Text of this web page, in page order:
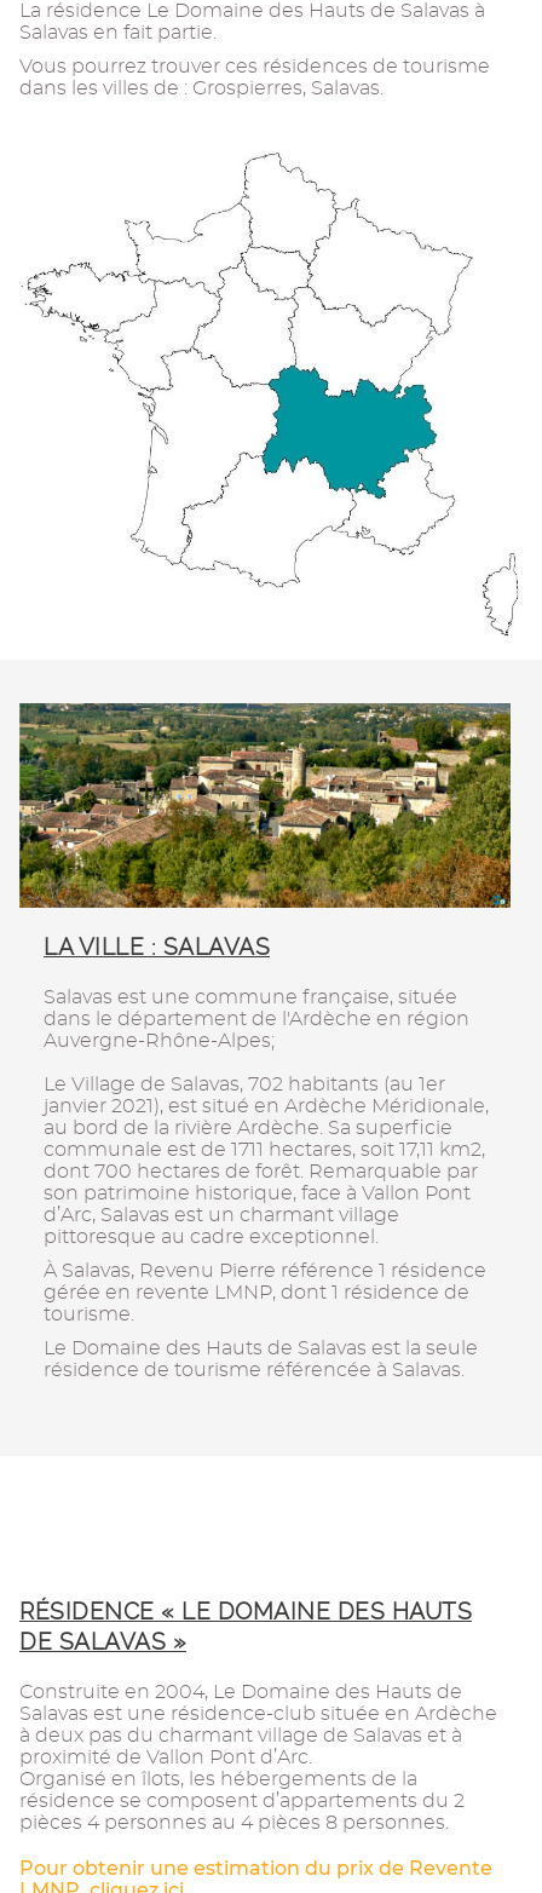
La résidence Le Domaine des Hauts de Salavas à
Salavas en fait partie.
Vous pourrez trouver ces résidences de tourisme
dans les villes de : Grospierres, Salavas.
LA VILLE : SALAVAS
Salavas est une commune française, située
dans le département de l'Ardèche en région
Auvergne-Rhône-Alpes;
Le Village de Salavas, 702 habitants (au 1er
janvier 2021), est situé en Ardèche Méridionale,
au bord de la rivière Ardèche. Sa superficie
communale est de 1711 hectares, soit 17,11 km2,
dont 700 hectares de forêt. Remarquable par
son patrimoine historique, face à Vallon Pont
d’Arc, Salavas est un charmant village
pittoresque au cadre exceptionnel.
À Salavas, Revenu Pierre référence 1 résidence
gérée en revente LMNP, dont 1 résidence de
tourisme.
Le Domaine des Hauts de Salavas est la seule
résidence de tourisme référencée à Salavas.
RÉSIDENCE « LE DOMAINE DES HAUTS
DE SALAVAS »
Construite en 2004, Le Domaine des Hauts de
Salavas est une résidence-club située en Ardèche
à deux pas du charmant village de Salavas et à
proximité de Vallon Pont d’Arc.
Organisé en îlots, les hébergements de la
résidence se composent d’appartements du 2
pièces 4 personnes au 4 pièces 8 personnes.
Pour obtenir une estimation du prix de Revente